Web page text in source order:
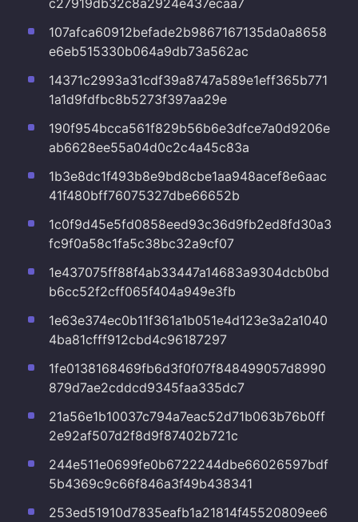
107afca60912befade2b9867167135da0a8658
e6eb515330b064a9db73a562ac
14371c2993a31cdf39a8747a589e1eff365b771
1a1d9fdfbc8b5273f397aa29e
190f954bcca561f829b56b6e3dfce7a0d9206e
ab6628ee55a04d0c2c4a45c83a
1b3e8dc1f493b8e9bd8cbe1aa948acef8e6aac
41f480bff76075327dbe66652b
1c0f9d45e5fd0858eed93c36d9fb2ed8fd30a3
fc9f0a58c1fa5c38bc32a9cf07
1e437075ff88f4ab33447a14683a9304dcb0bd
b6cc52f2cff065f404a949e3fb
1e63e374ec0b11f361a1b051e4d123e3a2a1040
4ba81cfff912cbd4c96187297
1fe0138168469fb6d3f0f07f848499057d8990
879d7ae2cddcd9345faa335dc7
21a56e1b10037c794a7eac52d71b063b76b0ff
2e92af507d2f8d9f87402b721c
244e511e0699fe0b6722244dbe66026597bdf
5b4369c9c66f846a3f49b438341
253ed51910d7835eafb1a21814f45520809ee6